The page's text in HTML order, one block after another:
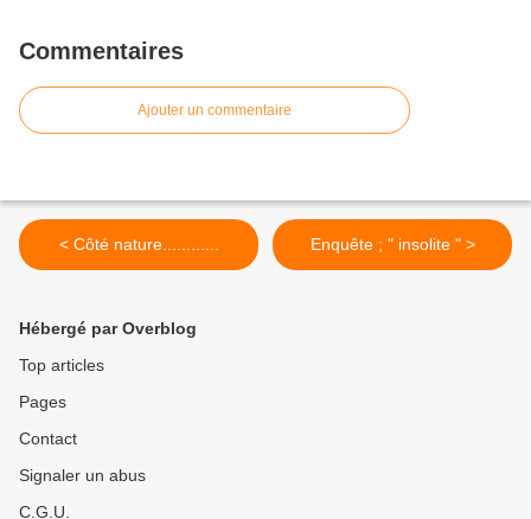
Commentaires
Ajouter un commentaire
< Côté nature............ Enquête ; " insolite " >
Hébergé par Overblog
Top articles
Pages
Contact
Signaler un abus
C.G.U.